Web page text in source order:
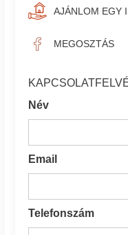
AJÁNLOM EGY
MEGOSZTÁS
Név
Email
Telefonszám